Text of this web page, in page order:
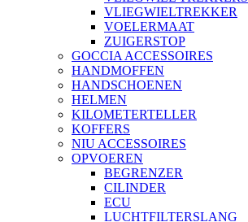
VLIEGWIELTREKKER
VOELERMAAT
ZUIGERSTOP
GOCCIA ACCESSOIRES
HANDMOFFEN
HANDSCHOENEN
HELMEN
KILOMETERTELLER
KOFFERS
NIU ACCESSOIRES
OPVOEREN
BEGRENZER
CILINDER
ECU
LUCHTFILTERSLANG